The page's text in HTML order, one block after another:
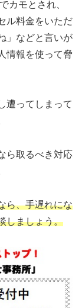
カモとされ、
ル料金をいただ
」などと言いが
情報を使って脅
遭ってしまって
ら取るべき対応
ら、手遅れにな
しましょう。